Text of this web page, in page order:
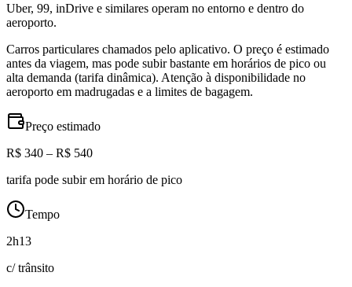
Uber, 99, inDrive e similares operam no entorno e dentro do
aeroporto.
Carros particulares chamados pelo aplicativo. O preço é estimado
antes da viagem, mas pode subir bastante em horários de pico ou
alta demanda (tarifa dinâmica). Atenção à disponibilidade no
aeroporto em madrugadas e a limites de bagagem.
Preço estimado
R$ 340 – R$ 540
tarifa pode subir em horário de pico
Tempo
2h13
c/ trânsito